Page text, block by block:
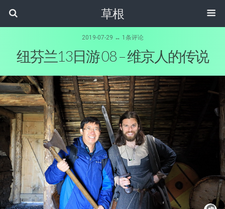
草根
2019-07-29 ↔ 1条评论
纽芬兰13日游 08 – 维京人的传说